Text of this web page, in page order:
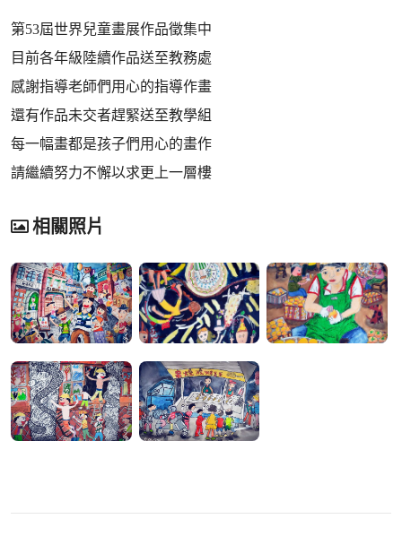
第53屆世界兒童畫展作品徵集中
目前各年級陸續作品送至教務處
感謝指導老師們用心的指導作畫
還有作品未交者趕緊送至教學組
每一幅畫都是孩子們用心的畫作
請繼續努力不懈以求更上一層樓
相關照片